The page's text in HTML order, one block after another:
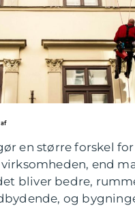
en større forskel for
end
bliver bedre,
og